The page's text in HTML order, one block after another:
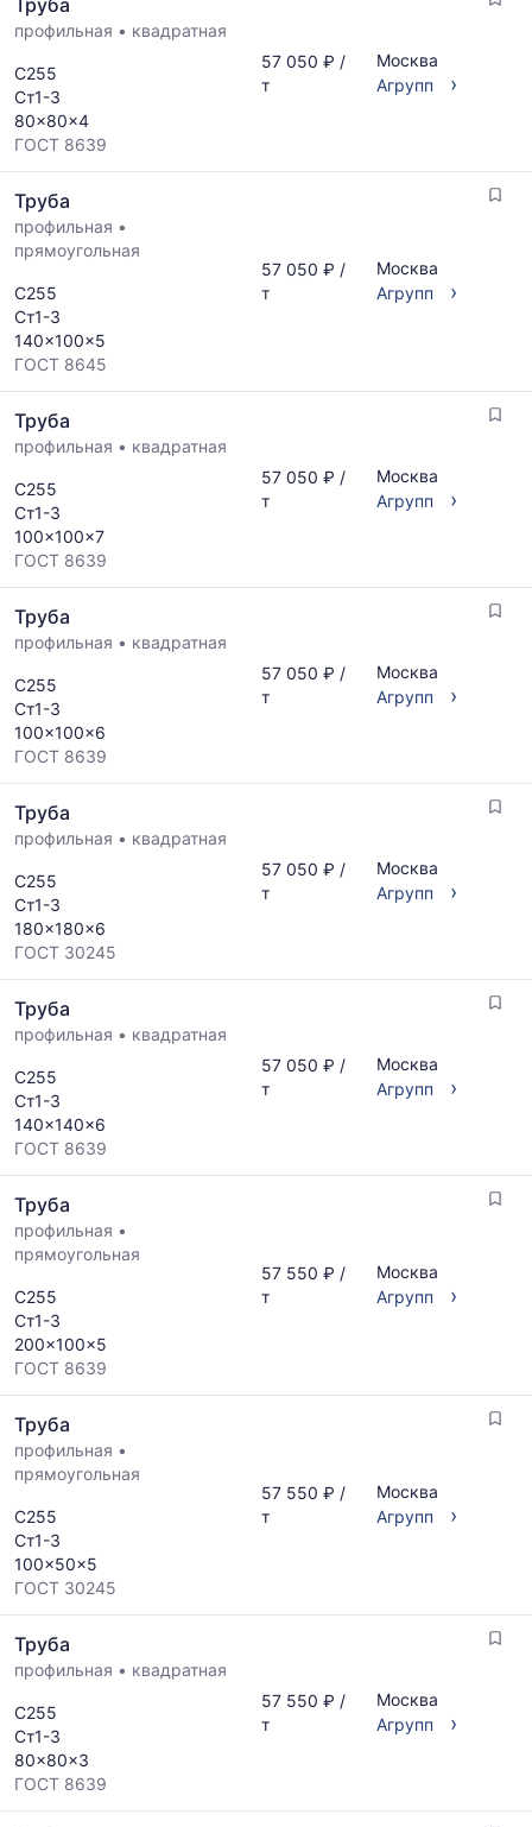
Труба
профильная • квадратная
С255
Ст1-3
80x80x4
ГОСТ 8639
57 050 ₽ /
т
Москва
Агрупп
›
Труба
профильная •
прямоугольная
С255
Ст1-3
140x100x5
ГОСТ 8645
57 050 ₽ /
т
Москва
Агрупп
›
Труба
профильная • квадратная
С255
Ст1-3
100x100x7
ГОСТ 8639
57 050 ₽ /
т
Москва
Агрупп
›
Труба
профильная • квадратная
С255
Ст1-3
100x100x6
ГОСТ 8639
57 050 ₽ /
т
Москва
Агрупп
›
Труба
профильная • квадратная
С255
Ст1-3
180x180x6
ГОСТ 30245
57 050 ₽ /
т
Москва
Агрупп
›
Труба
профильная • квадратная
С255
Ст1-3
140x140x6
ГОСТ 8639
57 050 ₽ /
т
Москва
Агрупп
›
Труба
профильная •
прямоугольная
С255
Ст1-3
200x100x5
ГОСТ 8639
57 550 ₽ /
т
Москва
Агрупп
›
Труба
профильная •
прямоугольная
С255
Ст1-3
100x50x5
ГОСТ 30245
57 550 ₽ /
т
Москва
Агрупп
›
Труба
профильная • квадратная
С255
Ст1-3
80x80x3
ГОСТ 8639
57 550 ₽ /
т
Москва
Агрупп
›